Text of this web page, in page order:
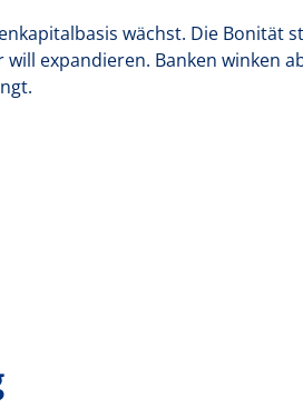
wächst. Die Bonität
expandieren. Banken winken